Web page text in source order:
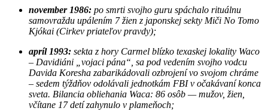
november 1986: po smrti svojho guru spáchalo rituálnu
samovraždu upálením 7 žien z japonskej sekty Miči No Tomo
Kjókai (Cirkev priateľov pravdy);
apríl 1993: sekta z hory Carmel blízko texaskej lokality Waco
– Davidiáni „vojaci pána“, sa pod vedením svojho vodcu
Davida Koresha zabarikádovali ozbrojení vo svojom chráme
– sedem týždňov odolávali jednotkám FBI v očakávaní konca
sveta. Bilancia obliehania Waca: 86 osôb — mužov, žien,
včítane 17 detí zahynulo v plameňoch;